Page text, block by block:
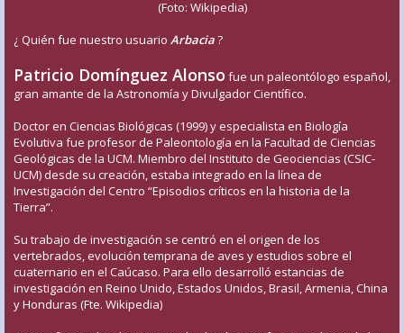
(Foto: Wikipedia)
¿ Quién fue nuestro usuario Arbacia?
Patricio Domínguez Alonso fue un paleontólogo español,
gran amante de la Astronomía y Divulgador Científico.
Doctor en Ciencias Biológicas (1999) y especialista en Biología
Evolutiva fue profesor de Paleontología en la Facultad de Ciencias
Geológicas de la UCM. Miembro del Instituto de Geociencias (CSIC-
UCM) desde su creación, estaba integrado en la línea de
Investigación del Centro “Episodios críticos en la historia de la
Tierra”.
Su trabajo de investigación se centró en el origen de los
vertebrados, evolución temprana de aves y estudios sobre el
cuaternario en el Caúcaso. Para ello desarrolló estancias de
investigación en Reino Unido, Estados Unidos, Brasil, Armenia, China
y Honduras (Fte. Wikipedia)